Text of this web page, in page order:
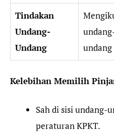
Tindakan
Undang-
Undang
undang
Kelebihan Memilih
Sah di sisi undang-
peraturan KPKT.